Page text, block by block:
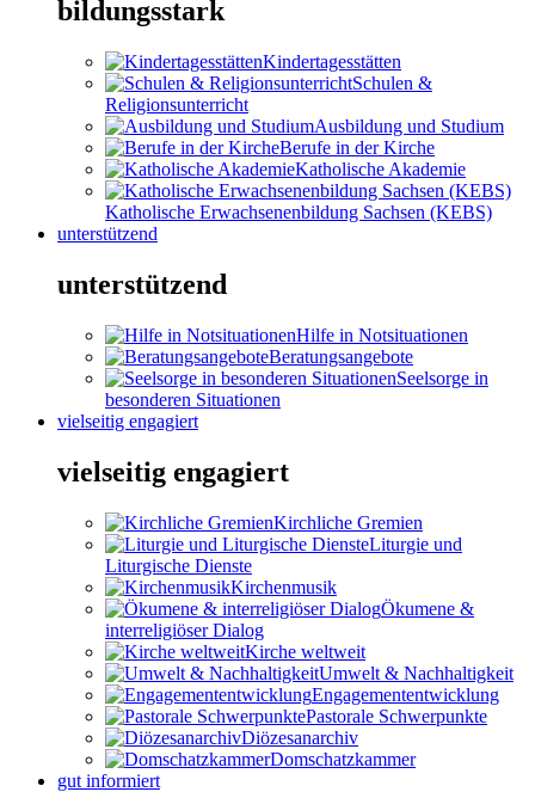
bildungsstark
Kindertagesstätten
Schulen &
Religionsunterricht
Ausbildung und Studium
Berufe in der Kirche
Katholische Akademie
Katholische Erwachsenenbildung Sachsen (KEBS)
unterstützend
unterstützend
Hilfe in Notsituationen
Beratungsangebote
Seelsorge in
besonderen Situationen
vielseitig engagiert
vielseitig engagiert
Kirchliche Gremien
Liturgie und
Liturgische Dienste
Kirchenmusik
Ökumene &
interreligiöser Dialog
Kirche weltweit
Umwelt & Nachhaltigkeit
Engagemententwicklung
Pastorale Schwerpunkte
Diözesanarchiv
Domschatzkammer
gut informiert